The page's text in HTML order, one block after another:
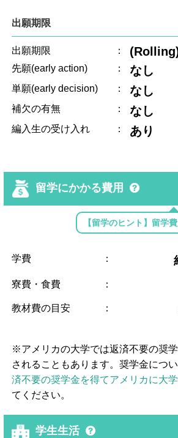
出願期限
出願期限 ：
先願(early action) ： なし
単願(early decision) ： なし
補欠の有無 ： なし
編入生の受け入れ ： あり
留学にかかる費用
【留学のヒント】留学
学費 ：
寮費・食費 ：
教材費の目安 ：
※アメリカの大学では返済不要の奨
されることもあります。奨学金につ
済不要の奨学金を得てアメリカに大
てください。
学生生活